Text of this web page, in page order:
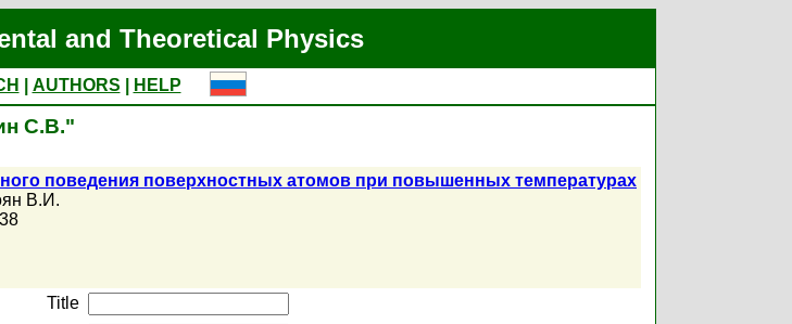
and Theoretical Physics
AUTHORS
HELP
С.В."
поведения поверхностных атомов при повышенных температурах
В.И.
Title